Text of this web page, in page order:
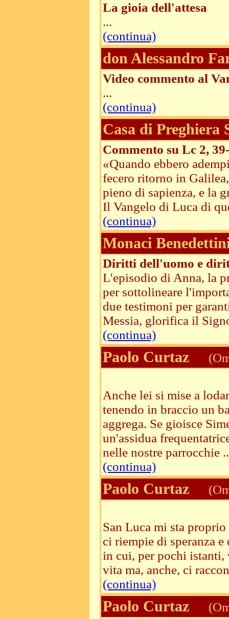
La gioia dell'attesa
...
(continua)
don Alessandro
Video commento al
...
(continua)
Casa di Preghiera
Commento su Lc 2,
«Quando ebbero
fecero ritorno in
pieno di sapienza, e la
Il Vangelo di Luca di
(continua)
Monaci
Diritti dell'uomo e
L'episodio di Anna, la
per sottolineare
due testimoni per
Messia, glorifica il
(continua)
Paolo Curtaz
Anche lei si mise a
tenendo in braccio un
aggrega. Se gioisce
un'assidua
nelle nostre parrocchie
(continua)
Paolo Curtaz
San Luca mi sta
ci riempie di speranza
in cui, per pochi istanti,
vita ma, anche, ci
(continua)
Paolo Curtaz